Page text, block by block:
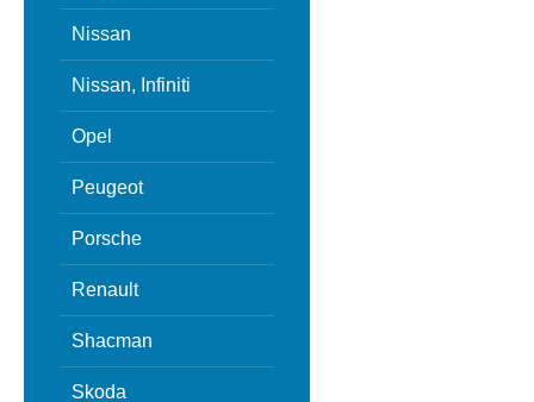
Nissan
Nissan, Infiniti
Opel
Peugeot
Porsche
Renault
Shacman
Skoda